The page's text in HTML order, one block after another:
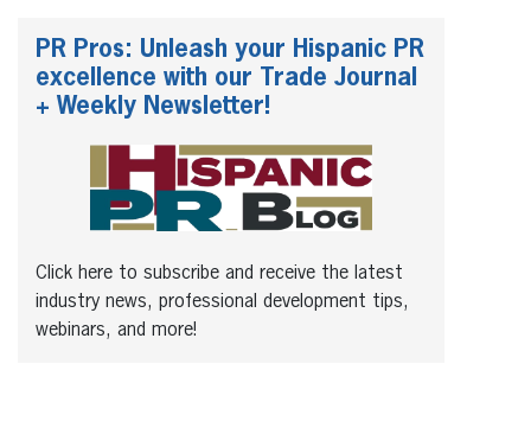
PR Pros: Unleash your Hispanic PR
excellence with our Trade Journal
+ Weekly Newsletter!
Click here to subscribe and receive the latest
industry news, professional development tips,
webinars, and more!